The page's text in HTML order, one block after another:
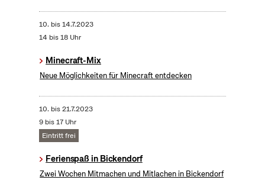
10. bis14.7.2023
14 bis 18 Uhr
Minecraft-Mix
Neue Möglichkeiten für Minecraft entdecken
10. bis21.7.2023
9 bis 17 Uhr
Eintritt frei
Ferienspaß in Bickendorf
Zwei Wochen Mitmachen und Mitlachen in Bickendorf